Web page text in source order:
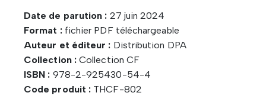
Date de parution : 27 juin 2024
Format :fichier PDF téléchargeable
Auteur et éditeur : Distribution DPA
Collection :Collection CF
ISBN : 978-2-925430-54-4
Code produit : THCF-802